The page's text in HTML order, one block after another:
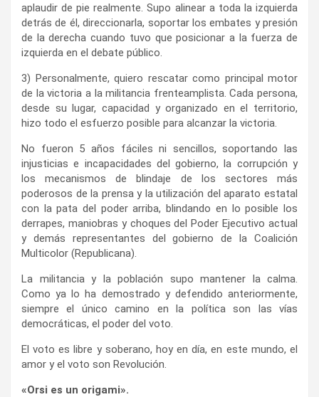
aplaudir de pie realmente. Supo alinear a toda la izquierda
detrás de él, direccionarla, soportar los embates y presión
de la derecha cuando tuvo que posicionar a la fuerza de
izquierda en el debate público.
3) Personalmente, quiero rescatar como principal motor
de la victoria a la militancia frenteamplista. Cada persona,
desde su lugar, capacidad y organizado en el territorio,
hizo todo el esfuerzo posible para alcanzar la victoria.
No fueron 5 años fáciles ni sencillos, soportando las
injusticias e incapacidades del gobierno, la corrupción y
los mecanismos de blindaje de los sectores más
poderosos de la prensa y la utilización del aparato estatal
con la pata del poder arriba, blindando en lo posible los
derrapes, maniobras y choques del Poder Ejecutivo actual
y demás representantes del gobierno de la Coalición
Multicolor (Republicana).
La militancia y la población supo mantener la calma.
Como ya lo ha demostrado y defendido anteriormente,
siempre el único camino en la política son las vías
democráticas, el poder del voto.
El voto es libre y soberano, hoy en día, en este mundo, el
amor y el voto son Revolución.
«Orsi es un origami».